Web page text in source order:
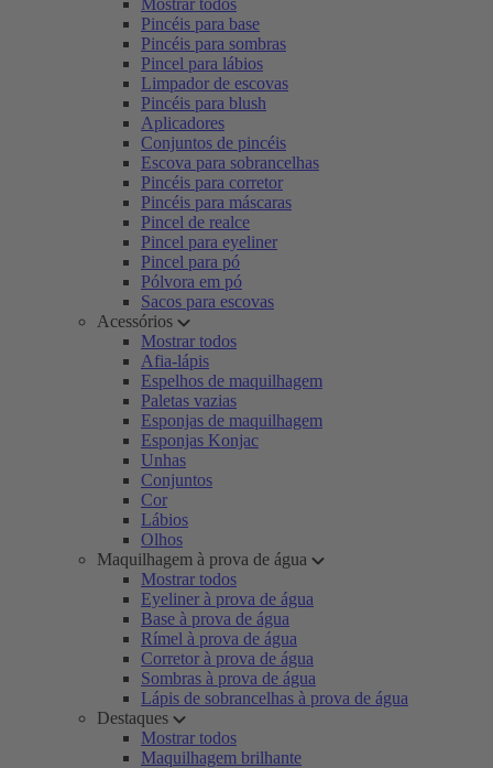
Mostrar todos
Pincéis para base
Pincéis para sombras
Pincel para lábios
Limpador de escovas
Pincéis para blush
Aplicadores
Conjuntos de pincéis
Escova para sobrancelhas
Pincéis para corretor
Pincéis para máscaras
Pincel de realce
Pincel para eyeliner
Pincel para pó
Pólvora em pó
Sacos para escovas
Acessórios
Mostrar todos
Afia-lápis
Espelhos de maquilhagem
Paletas vazias
Esponjas de maquilhagem
Esponjas Konjac
Unhas
Conjuntos
Cor
Lábios
Olhos
Maquilhagem à prova de água
Mostrar todos
Eyeliner à prova de água
Base à prova de água
Rímel à prova de água
Corretor à prova de água
Sombras à prova de água
Lápis de sobrancelhas à prova de água
Destaques
Mostrar todos
Maquilhagem brilhante